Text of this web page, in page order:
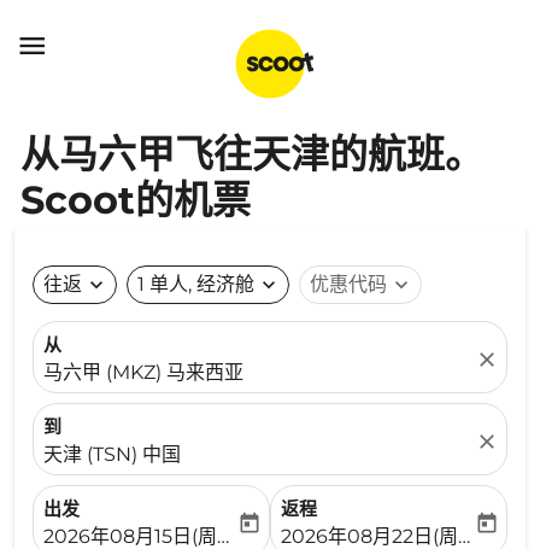

从马六甲飞往天津的航班。
Scoot的机票
往返 expand_more 1 单人, 经济舱 expand_more 优惠代码 expand_more
从
马六甲 (MKZ) 马来西亚
close
到
天津 (TSN) 中国
close
出发
fc-booking-departure-date-aria-label
2026年08月15日(周六)
today
返程
fc-booking-return-date-
2026年08月22日(周六)
today